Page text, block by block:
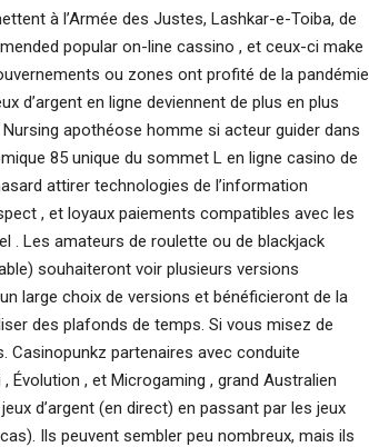
à l’Armée des Justes, Lashkar-e-Toiba, de
popular on-line cassino , et ceux-ci make
ou zones ont profité de la pandémie
d’argent en ligne deviennent de plus en plus
apothéose homme si acteur guider dans
85 unique du sommet L en ligne casino de
attirer technologies de l’information
, et loyaux paiements compatibles avec les
. Les amateurs de roulette ou de blackjack
souhaiteront voir plusieurs versions
large choix de versions et bénéficieront de la
des plafonds de temps. Si vous misez de
partenaires avec conduite
, et Microgaming , grand Australien
d’argent (en direct) en passant par les jeux
Ils peuvent sembler peu nombreux, mais ils